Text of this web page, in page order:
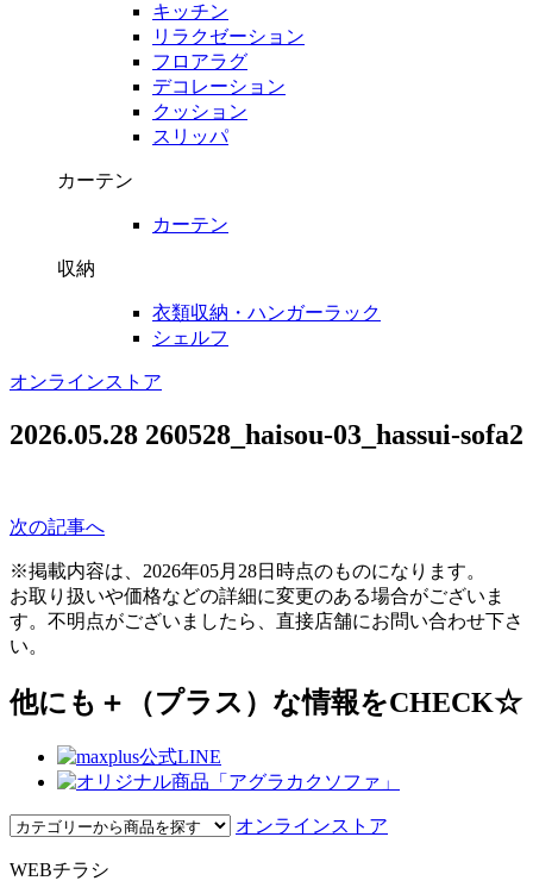
キッチン
リラクゼーション
フロアラグ
デコレーション
クッション
スリッパ
カーテン
カーテン
収納
衣類収納・ハンガーラック
シェルフ
オンラインストア
2026.05.28 260528_haisou-03_hassui-sofa2
次の記事へ
※掲載内容は、2026年05月28日時点のものになります。
お取り扱いや価格などの詳細に変更のある場合がございま
す。不明点がございましたら、直接店舗にお問い合わせ下さ
い。
他にも＋（プラス）な情報をCHECK☆
オンラインストア
WEBチラシ